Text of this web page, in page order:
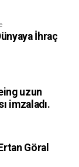
İhraç
uzun
imzaladı.
Göral